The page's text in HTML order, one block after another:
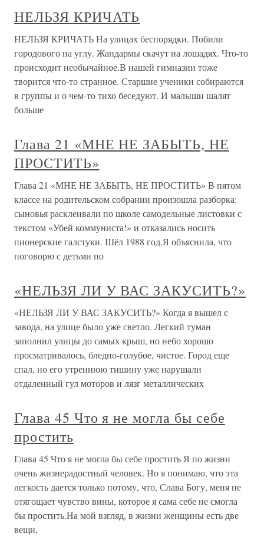
НЕЛЬЗЯ КРИЧАТЬ
НЕЛЬЗЯ КРИЧАТЬ На улицах беспорядки. Побили
городового на углу. Жандармы скачут на лошадях. Что-то
происходит необычайное.В нашей гимназии тоже
творится что-то странное. Старшие ученики собираются
в группы и о чем-то тихо беседуют. И малыши шалят
больше
Глава 21 «МНЕ НЕ ЗАБЫТЬ, НЕ
ПРОСТИТЬ»
Глава 21 «МНЕ НЕ ЗАБЫТЬ, НЕ ПРОСТИТЬ» В пятом
классе на родительском собрании произошла разборка:
сыновья расклеивали по школе самодельные листовки с
текстом «Убей коммуниста!» и отказались носить
пионерские галстуки. Шёл 1988 год.Я объяснила, что
поговорю с детьми по
«НЕЛЬЗЯ ЛИ У ВАС ЗАКУСИТЬ?»
«НЕЛЬЗЯ ЛИ У ВАС ЗАКУСИТЬ?» Когда я вышел с
завода, на улице было уже светло. Легкий туман
заполнил улицы до самых крыш, но небо хорошо
просматривалось, бледно-голубое, чистое. Город еще
спал, но его утреннюю тишину уже нарушали
отдаленный гул моторов и лязг металлических
Глава 45 Что я не могла бы себе
простить
Глава 45 Что я не могла бы себе простить Я по жизни
очень жизнерадостный человек. Но я понимаю, что эта
легкость дается только потому, что, Слава Богу, меня не
отягощает чувство вины, которое я сама себе не смогла
бы простить.На мой взгляд, в жизни женщины есть две
вещи,